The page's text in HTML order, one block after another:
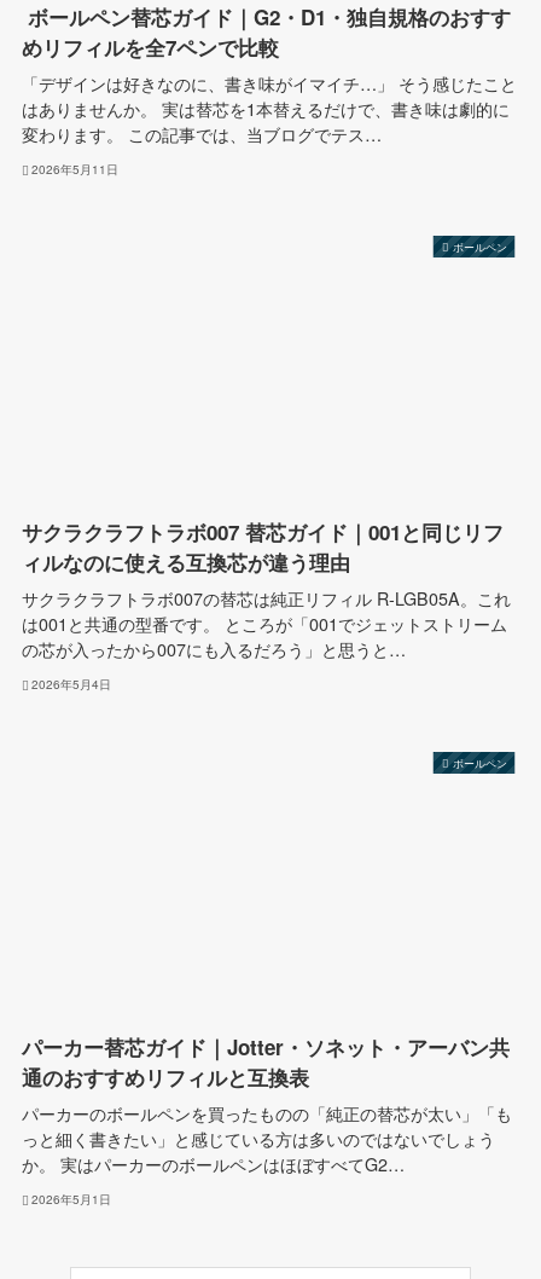
ボールペン替芯ガイド｜G2・D1・独自規格のおすす
めリフィルを全7ペンで比較
「デザインは好きなのに、書き味がイマイチ…」 そう感じたこと
はありませんか。 実は替芯を1本替えるだけで、書き味は劇的に
変わります。 この記事では、当ブログでテス…
2026年5月11日
ボールペン
サクラクラフトラボ007 替芯ガイド｜001と同じリフ
ィルなのに使える互換芯が違う理由
サクラクラフトラボ007の替芯は純正リフィル R-LGB05A。これ
は001と共通の型番です。 ところが「001でジェットストリーム
の芯が入ったから007にも入るだろう」と思うと…
2026年5月4日
ボールペン
パーカー替芯ガイド｜Jotter・ソネット・アーバン共
通のおすすめリフィルと互換表
パーカーのボールペンを買ったものの「純正の替芯が太い」「も
っと細く書きたい」と感じている方は多いのではないでしょう
か。 実はパーカーのボールペンはほぼすべてG2…
2026年5月1日